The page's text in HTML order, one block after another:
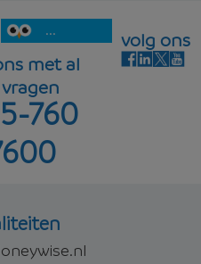
...
met al
760
volg ons